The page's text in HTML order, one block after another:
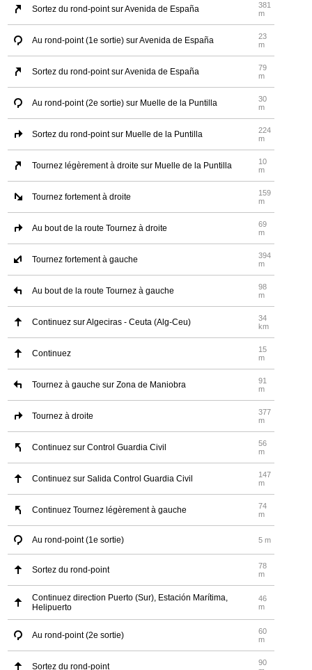
Sortez du rond-point sur Avenida de España
381
m
Au rond-point (1e sortie) sur Avenida de España
23
m
Sortez du rond-point sur Avenida de España
79
m
Au rond-point (2e sortie) sur Muelle de la Puntilla
30
m
Sortez du rond-point sur Muelle de la Puntilla
224
m
Tournez légèrement à droite sur Muelle de la Puntilla
10
m
Tournez fortement à droite
159
m
Au bout de la route Tournez à droite
69
m
Tournez fortement à gauche
394
m
Au bout de la route Tournez à gauche
98
m
Continuez sur Algeciras - Ceuta (Alg-Ceu)
34
km
Continuez
15
m
Tournez à gauche sur Zona de Maniobra
91
m
Tournez à droite
377
m
Continuez sur Control Guardia Civil
56
m
Continuez sur Salida Control Guardia Civil
147
m
Continuez Tournez légèrement à gauche
74
m
Au rond-point (1e sortie) 5 m
Sortez du rond-point
78
m
Continuez direction Puerto (Sur), Estación Marítima,
Helipuerto
46
m
Au rond-point (2e sortie)
60
m
Sortez du rond-point
90